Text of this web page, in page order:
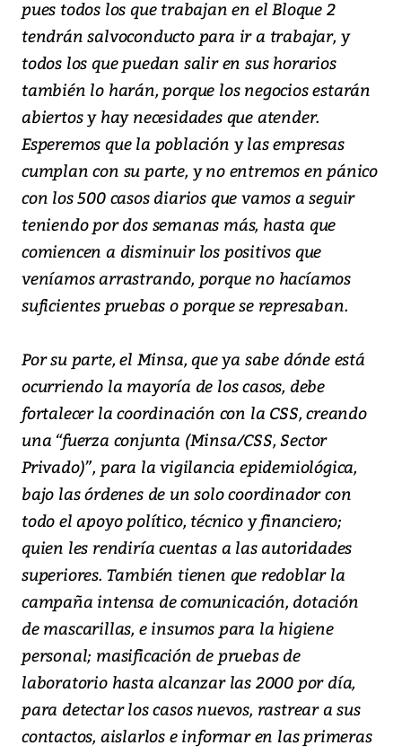
pues todos los que trabajan en el Bloque 2
tendrán salvoconducto para ir a trabajar, y
todos los que puedan salir en sus horarios
también lo harán, porque los negocios estarán
abiertos y hay necesidades que atender.
Esperemos que la población y las empresas
cumplan con su parte, y no entremos en pánico
con los 500 casos diarios que vamos a seguir
teniendo por dos semanas más, hasta que
comiencen a disminuir los positivos que
veníamos arrastrando, porque no hacíamos
suficientes pruebas o porque se represaban.
Por su parte, el Minsa, que ya sabe dónde está
ocurriendo la mayoría de los casos, debe
fortalecer la coordinación con la CSS, creando
una “fuerza conjunta (Minsa/CSS, Sector
Privado)”, para la vigilancia epidemiológica,
bajo las órdenes de un solo coordinador con
todo el apoyo político, técnico y financiero;
quien les rendiría cuentas a las autoridades
superiores. También tienen que redoblar la
campaña intensa de comunicación, dotación
de mascarillas, e insumos para la higiene
personal; masificación de pruebas de
laboratorio hasta alcanzar las 2000 por día,
para detectar los casos nuevos, rastrear a sus
contactos, aislarlos e informar en las primeras